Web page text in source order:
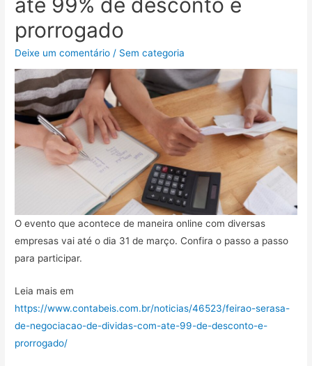
prorrogado
Deixe um comentário / Sem categoria
O evento que acontece de maneira online com diversas
empresas vai até o dia 31 de março. Confira o passo a passo
para participar.
Leia mais em
https://www.contabeis.com.br/noticias/46523/feirao-serasa-
de-negociacao-de-dividas-com-ate-99-de-desconto-e-
prorrogado/